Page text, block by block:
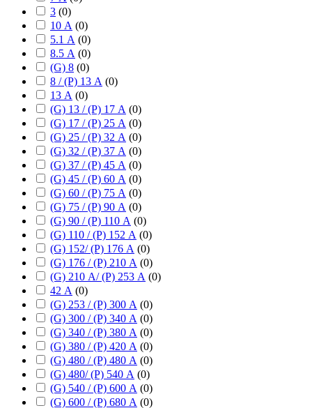
3 (0)
10 А (0)
5.1 А (0)
8.5 А (0)
(G) 8 (0)
8 / (P) 13 А (0)
13 А (0)
(G) 13 / (P) 17 А (0)
(G) 17 / (P) 25 А (0)
(G) 25 / (P) 32 А (0)
(G) 32 / (P) 37 А (0)
(G) 37 / (P) 45 А (0)
(G) 45 / (P) 60 А (0)
(G) 60 / (P) 75 А (0)
(G) 75 / (P) 90 А (0)
(G) 90 / (P) 110 А (0)
(G) 110 / (P) 152 А (0)
(G) 152/ (P) 176 А (0)
(G) 176 / (P) 210 А (0)
(G) 210 А/ (P) 253 А (0)
42 А (0)
(G) 253 / (P) 300 А (0)
(G) 300 / (P) 340 А (0)
(G) 340 / (P) 380 А (0)
(G) 380 / (P) 420 А (0)
(G) 480 / (P) 480 А (0)
(G) 480/ (P) 540 А (0)
(G) 540 / (P) 600 А (0)
(G) 600 / (P) 680 А (0)